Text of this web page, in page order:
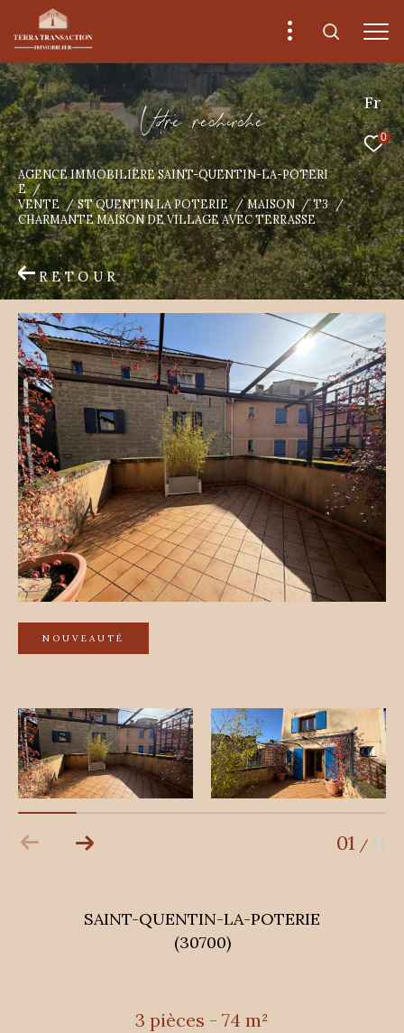
Fr
0
Vore recece
AGENCE IMMOBILIÈRE SAINT-QUENTIN-LA-POTERI
E
VENTE
ST QUENTIN LA POTERIE MAISON
T3
CHARMANTE MAISON DE VILLAGE AVEC TERRASSE
RETOUR
NOUVEAUTÉ
01 /
SAINT-QUENTIN-LA-POTERIE
(30700)
3 pièces - 74 m²